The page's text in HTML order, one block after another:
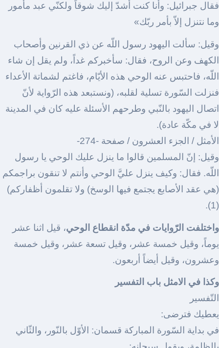
فقال جبرائيل: وأنا كنت أشدّ إليك شوقاً ولكنّي عبد مأمور
وما نتنزل إلاّ بأمر ربّك»
وقيل: سألت اليهود رسول اللّه عن ذي القرنين وأصحاب
الكهف وعن الروح، فقال: سأخبركم غداً، ولم يقل إن شاء
اللّه، فاحتبس عنه الوحي هذه الأيّام، فاغتم لشماتة الأعداء
فنزلت السّورة تسلية لقلبه، (ونستبعد هذه الرّواية لأنّ
اتصال اليهود بالنّبي وطرحهم الأسئلة عليه كان في المدينة
لا في مكّة عادة).
الأمثل / الجزء العشرون / صفحة -274-
وقيل: إنّ المسلمين قالوا ما ينزل عليك الوحي يا رسول
اللّه. فقال: وكيف ينزل عليَّ الوحي وأنتم لا تنقون براجمكم
(هي عقد الأصابع يجتمع فيها الوسخ) ولا تقلمون أظفاركم)
(1).
واختلفت الرّوايات في مدّة انقطاع الوحي، قيل اثنا عشر
يوماً، وقيل خمسة عشر، وقيل تسعة عشر، وقيل خمسة
وعشرون، وقيل أيضاً أربعون.
وكذا في الامثل باب التفسير
التّفسير
يعطيك فترضى:
في بداية السّورة المباركة قسمان: الأوّل بالنّور، والثّاني